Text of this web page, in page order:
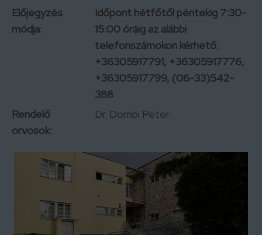
Előjegyzés
módja:
Időpont hétfőtől péntekig 7:30-
15:00 óráig az alábbi
telefonszámokon kérhető:
+36305917791, +36305917776,
+36305917799, (06-33)542-
388
Rendelő
orvosok:
Dr. Dombi Péter